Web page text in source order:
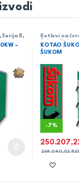
,Serija R ,
–
Kotlovi na
Šukom
KOTAO
ŠUKOM
-7%
269.040,02